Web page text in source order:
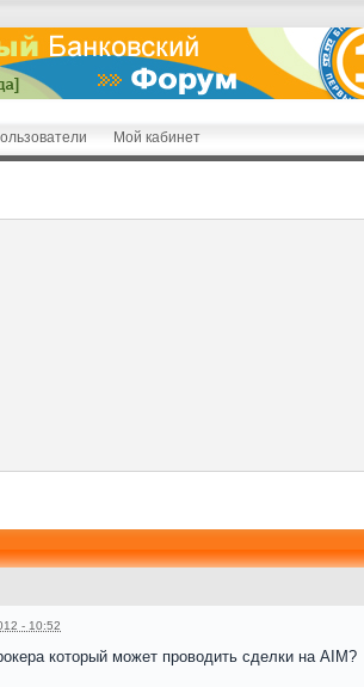
Мой кабинет
- 10:52
который может проводить сделки на AIM?